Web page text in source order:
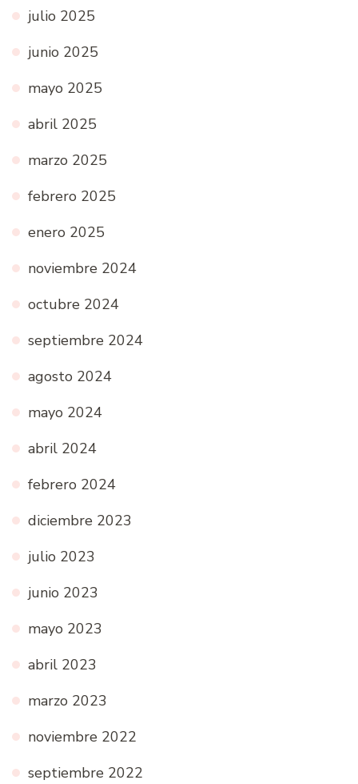
julio 2025
junio 2025
mayo 2025
abril 2025
marzo 2025
febrero 2025
enero 2025
noviembre 2024
octubre 2024
septiembre 2024
agosto 2024
mayo 2024
abril 2024
febrero 2024
diciembre 2023
julio 2023
junio 2023
mayo 2023
abril 2023
marzo 2023
noviembre 2022
septiembre 2022